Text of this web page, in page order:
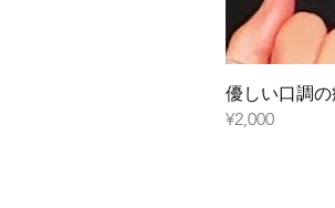
優しい口調
¥2,000